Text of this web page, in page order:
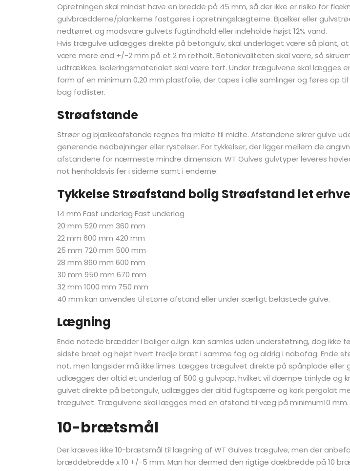
Opretningen skal mindst have en bredde på 45 mm, så der ikke er risiko for
gulvbrædderne/plankerne fastgøres i opretningslægterne. Bjælker eller
nedtørret og modsvare gulvets fugtindhold eller indeholde højst 12% vand.
Hvis trægulve udlægges direkte på betongulv, skal underlaget være så plant, at
være mere end +/-2 mm på et 2 m retholt. Betonkvaliteten skal være, så
udtrækkes. Isoleringsmaterialet skal være tørt. Under trægulvene skal lægges
form af en minimum 0,20 mm plastfolie, der tapes i alle samlinger og føres op
bag fodlister.
Strøafstande
Strøer og bjælkeafstande regnes fra midte til midte. Afstandene sikrer gulve
generende nedbøjninger eller rystelser. For tykkelser, der ligger mellem de
afstandene for nærmeste mindre dimension. WT Gulves gulvtyper leveres
not henholdsvis fer i siderne samt i enderne:
Tykkelse Strøafstand bolig Strøafstand let
14 mm Fast underlag Fast underlag
20 mm 520 mm 360 mm
22 mm 600 mm 420 mm
25 mm 720 mm 500 mm
28 mm 860 mm 600 mm
30 mm 950 mm 670 mm
32 mm 1000 mm 750 mm
40 mm kan anvendes til større afstand eller under særligt belastede gulve.
Lægning
Ende notede brædder i boliger o.lign. kan samles uden understøtning, dog ikke
sidste bræt og højst hvert tredje bræt i samme fag og aldrig i nabofag. Ende
not, men langsider må ikke limes. Lægges trægulvet direkte på spånplade eller
udlægges der altid et underlag af 500 g gulvpap, hvilket vil dæmpe trinlyde og
gulvet direkte på betongulv, udlægges der altid fugtspærre og kork pergolat
trægulvet. Trægulvene skal lægges med en afstand til væg på minimum10 mm.
10-brætsmål
Der kræves ikke 10-brætsmål til lægning af WT Gulves trægulve, men der
bræddebredde x 10 +/-5 mm. Man har dermed den rigtige dækbredde på 10